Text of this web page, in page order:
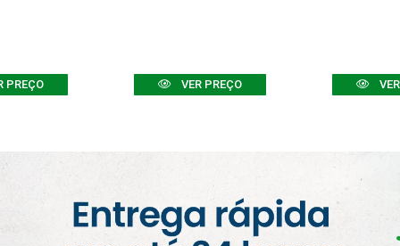
PREÇO VER PREÇO